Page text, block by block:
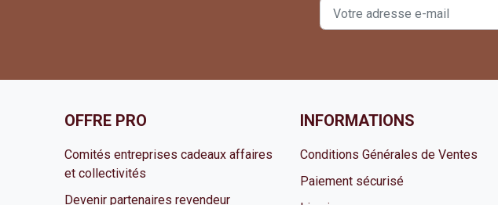
OFFRE PRO
Comités entreprises cadeaux affaires
et collectivités
Devenir partenaires revendeur
INFORMATIONS
Conditions Générales de Ventes
Paiement sécurisé